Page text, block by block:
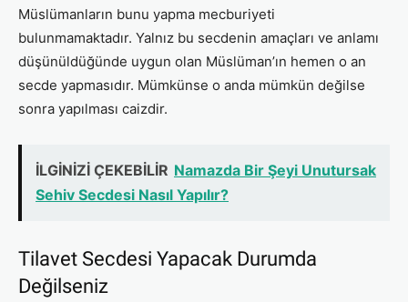
Müslümanların bunu yapma mecburiyeti
bulunmamaktadır. Yalnız bu secdenin amaçları ve anlamı
düşünüldüğünde uygun olan Müslüman’ın hemen o an
secde yapmasıdır. Mümkünse o anda mümkün değilse
sonra yapılması caizdir.
İLGİNİZİ ÇEKEBİLİR Namazda Bir Şeyi Unutursak
Sehiv Secdesi Nasıl Yapılır?
Tilavet Secdesi Yapacak Durumda
Değilseniz